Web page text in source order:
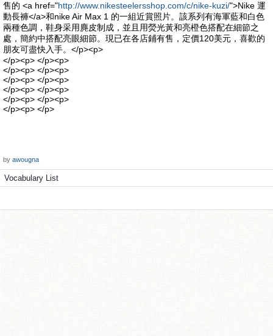
售的 <a href="http://www.nikesteelersshop.com/c/nike-kuzi/">Nike 運
動長褲</a>和nike Air Max 1 的一組近賞照片。該系列有海軍藍和白色
兩種色調，鞋身采用麂皮制成，並且用熒光黃和亮橙色搭配在細節之
處，簡約中搭配亮眼細節。現已在各店鋪有售，定價120美元，喜歡的
朋友可盡快入手。</p><p>
</p><p> </p><p>
</p><p> </p><p>
</p><p> </p><p>
</p><p> </p><p>
</p><p> </p><p>
</p><p> </p>
by awougna
Vocabulary List